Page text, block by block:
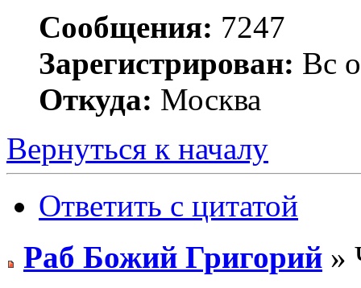
Сообщения: 7247
Зарегистрирован: Вс
Откуда: Москва
Вернуться к началу
Ответить с цитатой
Раб Божий Григорий »